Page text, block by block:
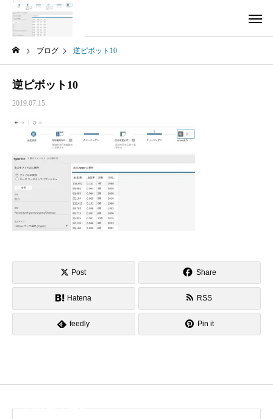
ブログ 逆ピボット10
逆ピボット10
2019.07.15
Post Share
Hatena RSS
feedly Pin it
CATEGORY